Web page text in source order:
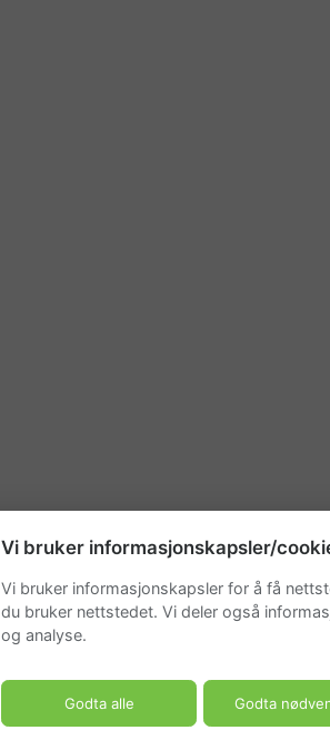
Vi bruker informasjonskapsler/
Vi bruker informasjonskapsler for å få
du bruker nettstedet. Vi deler også
og analyse.
Godta alle Godta